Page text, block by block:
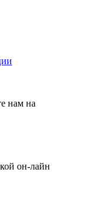
нам на
он-лайн